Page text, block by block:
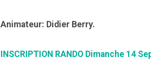
Animateur: Didier Berry.
INSCRIPTION RANDO Dimanche 14